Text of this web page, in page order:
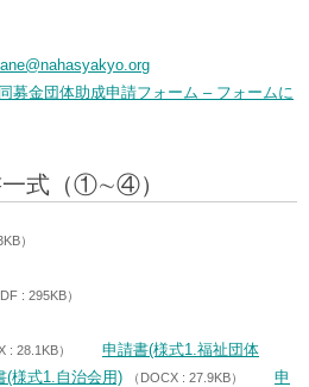
金団体助成申請フォーム – フォーム​に
一式（①∼④）
）
: 295KB）
: 28.1KB）
申請書(様式1.福祉団体
(様式1.自治会用) （DOCX : 27.9KB）
申